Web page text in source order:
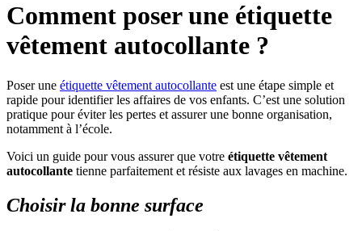
Comment poser une étiquette
vêtement autocollante ?
Poser une étiquette vêtement autocollante est une étape simple et
rapide pour identifier les affaires de vos enfants. C’est une solution
pratique pour éviter les pertes et assurer une bonne organisation,
notamment à l’école.
Voici un guide pour vous assurer que votre étiquette vêtement
autocollante tienne parfaitement et résiste aux lavages en machine.
Choisir la bonne surface